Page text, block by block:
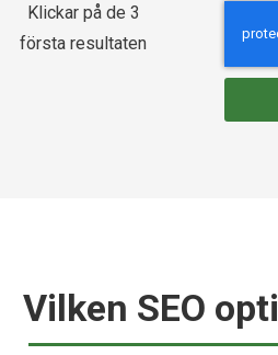
Klickar på de 3
första resultaten​
Vilken SEO